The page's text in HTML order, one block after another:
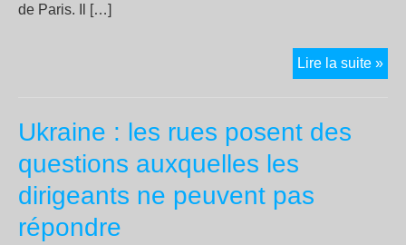
de Paris. Il […]
Lire la suite »
Ukraine : les rues posent des
questions auxquelles les
dirigeants ne peuvent pas
répondre